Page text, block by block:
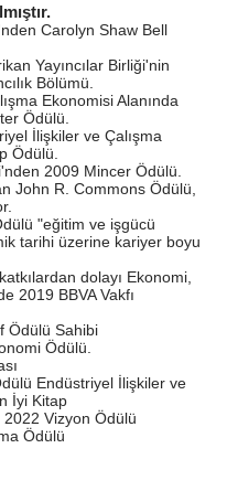
Carolyn Shaw Bell
Yayıncılar Birliği'nin
Bölümü.
Ekonomisi Alanında
Ödülü.
İlişkiler ve Çalışma
Ödülü.
2009 Mincer Ödülü.
John R. Commons Ödülü,
"eğitim ve işgücü
tarihi üzerine kariyer boyu
dolayı Ekonomi,
2019 BBVA Vakfı
Ödülü Sahibi
Ödülü.
Endüstriyel İlişkiler ve
İyi Kitap
Vizyon Ödülü
Ödülü